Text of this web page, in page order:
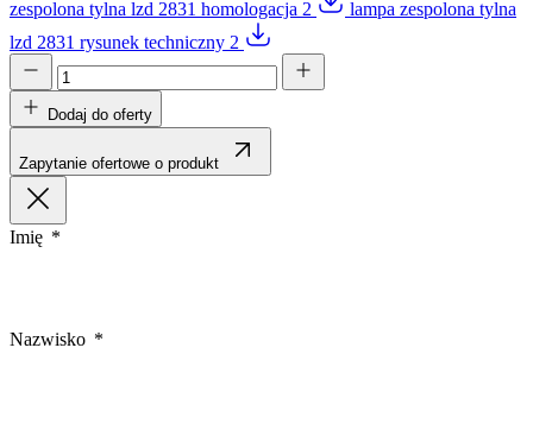
zespolona tylna lzd 2831 homologacja 2
lampa zespolona tylna
lzd 2831 rysunek techniczny 2
Dodaj do oferty
Zapytanie ofertowe o produkt
Imię
Nazwisko